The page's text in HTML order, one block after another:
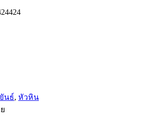
นธ์, หัวหิน